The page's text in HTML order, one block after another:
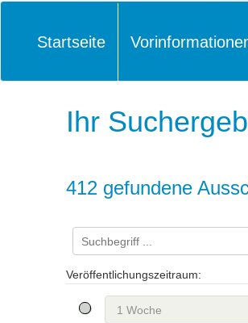
Startseite
Ihr
412 gefundene
Veröffentlichungszeitraum: